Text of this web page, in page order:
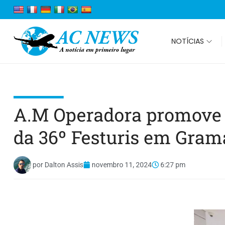
NOTÍCIAS
A.M Operadora
da 36º Festuris em
por Dalton Assis novembro 11, 2024 6:27 pm